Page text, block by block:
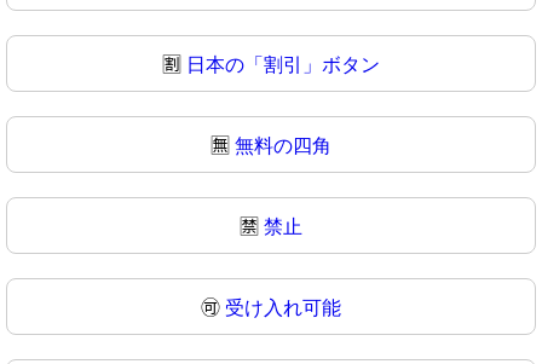
🈹 日本の「割引」ボタン
🈚 無料の四角
🈲 禁止
🉑 受け入れ可能